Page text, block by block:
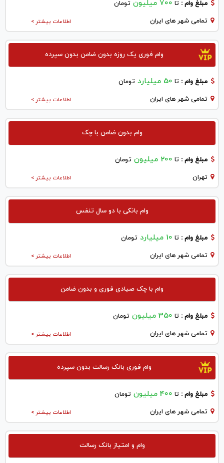
مبلغ وام : تا 700 میلیون تومان
اطلاعات بیشتر > تمامی شهر های ایران
وام فوری یک روزه بدون ضامن بدون سپرده
مبلغ وام : تا 50 میلیارد تومان
اطلاعات بیشتر > تمامی شهر های ایران
وام بدون ضامن با چک
مبلغ وام : تا 200 میلیون تومان
اطلاعات بیشتر > تهران
وام بانکی با دو سال تنفس
مبلغ وام : تا 10 میلیارد تومان
اطلاعات بیشتر > تمامی شهر های ایران
وام با چک صیادی فوری و بدون ضامن
مبلغ وام : تا 350 میلیون تومان
اطلاعات بیشتر > تمامی شهر های ایران
وام فوری بانک رسالت بدون سپرده
مبلغ وام : تا 400 میلیون تومان
اطلاعات بیشتر > تمامی شهر های ایران
وام و امتیاز بانک رسالت